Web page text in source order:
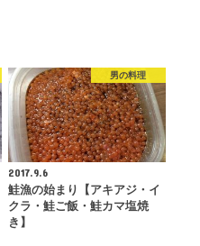
男の料理
2017.9.6
鮭漁の始まり【アキアジ・イ
クラ・鮭ご飯・鮭カマ塩焼
き】